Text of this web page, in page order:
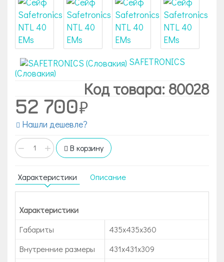
SAFETRONICS
(Словакия)
Код товара: 80028
52 700
Нашли дешевле?
− + В корзину
Характеристики Описание
Характеристики
Габариты
435x435x360
Внутренние размеры
431х431х309